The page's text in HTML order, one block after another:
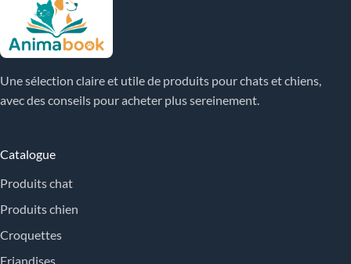
Une sélection claire et utile de produits pour chats et chiens,
avec des conseils pour acheter plus sereinement.
Catalogue
Produits chat
Produits chien
Croquettes
Friandises